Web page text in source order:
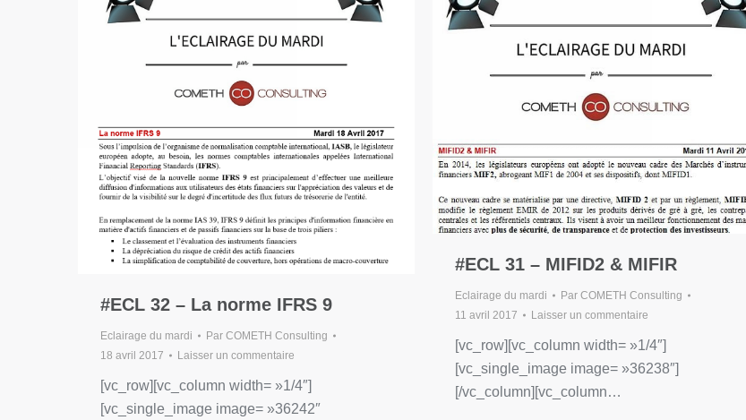
#ECL 32 – La norme IFRS 9
Eclairage du mardi Par COMETH Consulting
18 avril 2017
Laisser un commentaire
[vc_row][vc_column width= »1/4″]
[vc_single_image image= »36242″
#ECL 31 – MIFID2 & MIFIR
Eclairage du mardi Par COMETH Consulting
11 avril 2017
Laisser un commentaire
[vc_row][vc_column width= »1/4″]
[vc_single_image image= »36238″]
[/vc_column][vc_column…